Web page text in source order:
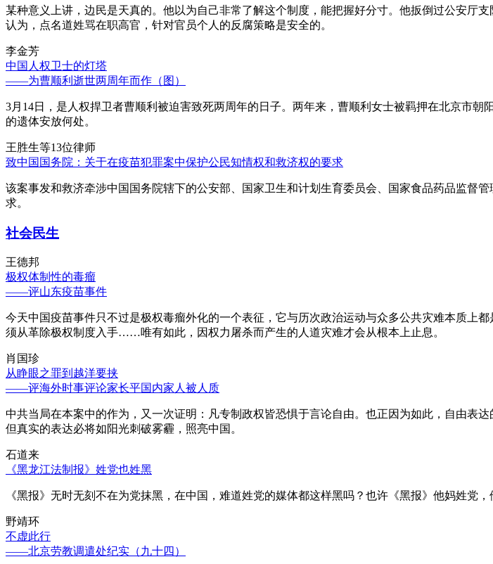
某种意义上讲，边民是天真的。他以为自己非常了解这个制度，能把握好分寸。他扳倒过公安厅
认为，点名道姓骂在职高官，针对官员个人的反腐策略是安全的。
李金芳
中国人权卫士的灯塔
——为曹顺利逝世两周年而作（图）
3月14日，是人权捍卫者曹顺利被迫害致死两周年的日子。两年来，曹顺利女士被羁押在北京市
的遗体安放何处。
王胜生等13位律师
致中国国务院：关于在疫苗犯罪案中保护公民知情权和救济权的要求
该案事发和救济牵涉中国国务院辖下的公安部、国家卫生和计划生育委员会、国家食品药品监督
求。
社会民生
王德邦
极权体制性的毒瘤
——评山东疫苗事件
今天中国疫苗事件只不过是极权毒瘤外化的一个表征，它与历次政治运动与众多公共灾难本质上
须从革除极权制度入手……唯有如此，因权力屠杀而产生的人道灾难才会从根本上止息。
肖国珍
从睁眼之罪到越洋要挟
——评海外时事评论家长平国内家人被人质
中共当局在本案中的作为，又一次证明：凡专制政权皆恐惧于言论自由。也正因为如此，自由表
但真实的表达必将如阳光刺破雾霾，照亮中国。
石道来
《黑龙江法制报》姓党也姓黑
《黑报》无时无刻不在为党抹黑，在中国，难道姓党的媒体都这样黑吗？也许《黑报》他妈姓党，
野靖环
不虚此行
——北京劳教调遣处纪实（九十四）